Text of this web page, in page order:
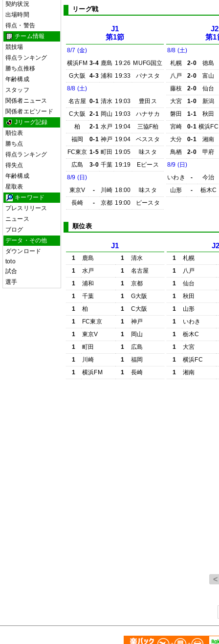
契約状況
出場時間
得点・警告
チーム情報
競技場
得点ランキング
勝ち点推移
年齢構成
スタッフ
関係者ニュース
関係者エピソード
Jリーグ記録
順位表
勝ち点
得点ランキング
得失点
年齢構成
星取表
キーワード
プレスリリース
ニュース
ブログ
データ・その他
ダウンロード
toto
試合
選手
リーグ戦
J1
第1節
8/7 (金)
横浜FM 3-4 鹿島 19:26 MUFG国立
G大阪
4-3 浦和 19:33
パナスタ
8/8 (土)
名古屋 0-1 清水 19:03
豊田ス
C大阪
2-1 岡山 19:03
ハナサカ
柏
2-1 水戸 19:04
三協F柏
福岡
0-1 神戸 19:04
ベススタ
FC東京 1-5 町田 19:05
味スタ
広島
3-0 千葉 19:19
Eピース
8/9 (日)
東京V
- 川崎 18:00
味スタ
長崎
- 京都 19:00 ピースタ
J2
第1
8/8 (土)
札幌
2-0
徳島
八戸
2-0
富山
藤枝
2-0
仙台
大宮
1-0
新潟
磐田
1-1
秋田
宮崎
0-1 横浜FC
大分
0-1
湘南
鳥栖
2-0
甲府
8/9 (日)
いわき
-
今治
山形
- 栃木C
順位表
J1
1 鹿島 1
清水
1
水戸 1
名古屋
1
浦和 1
京都
1
千葉 1
G大阪
1
柏 1
C大阪
1
FC東京 1
神戸
1
東京V 1
岡山
1
町田 1
広島
1
川崎 1
福岡
1
横浜FM 1 長崎
1
札幌
1
八戸
1
仙台
1
秋田
1
山形
1
いわき
1
栃木C
1
大宮
1
横浜FC
1
湘南